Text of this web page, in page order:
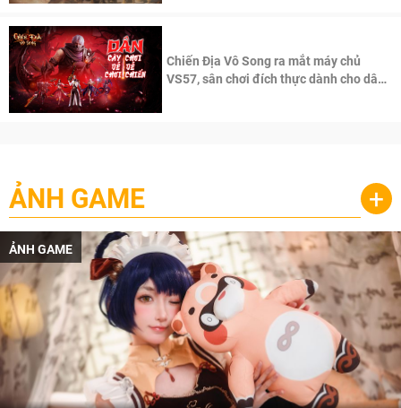
Chiến Địa Vô Song ra mắt máy chủ
VS57, sân chơi đích thực dành cho dân
ẢNH GAME +
ẢNH GAME